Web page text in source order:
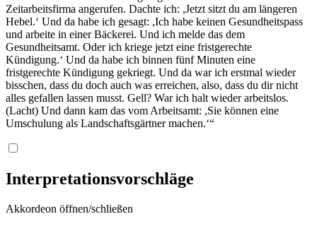
Zeitarbeitsfirma angerufen. Dachte ich: ,Jetzt sitzt du am längeren
Hebel.‘ Und da habe ich gesagt: ,Ich habe keinen Gesundheitspass
und arbeite in einer Bäckerei. Und ich melde das dem
Gesundheitsamt. Oder ich kriege jetzt eine fristgerechte
Kündigung.‘ Und da habe ich binnen fünf Minuten eine
fristgerechte Kündigung gekriegt. Und da war ich erstmal wieder
bisschen, dass du doch auch was erreichen, also, dass du dir nicht
alles gefallen lassen musst. Gell? War ich halt wieder arbeitslos.
(Lacht) Und dann kam das vom Arbeitsamt: ,Sie können eine
Umschulung als Landschaftsgärtner machen.‘“
Interpretationsvorschläge
Akkordeon öffnen/schließen